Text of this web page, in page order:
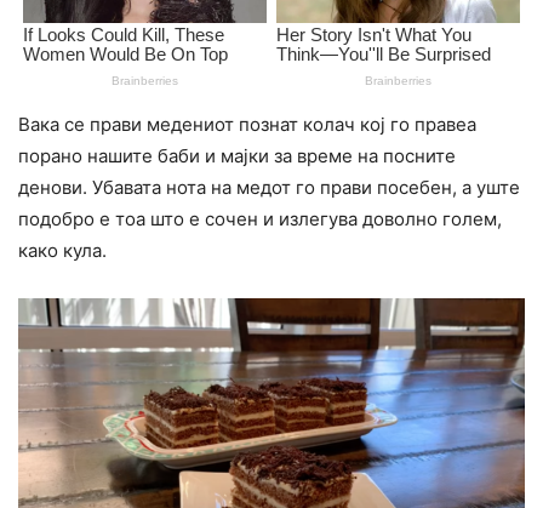
Вака се прави медениот познат колач кој го правеа
порано нашите баби и мајки за време на посните
денови. Убаватa нота на медот го прави посебен, а уште
подобро е тоа што е сочен и излегува доволно голем,
како кула.